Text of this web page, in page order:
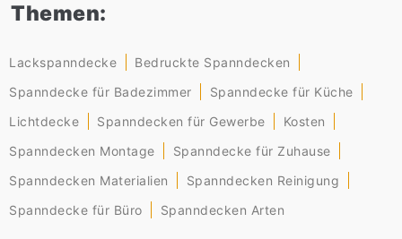
Themen:
Lackspanndecke
Bedruckte Spanndecken
Spanndecke für Badezimmer
Spanndecke für Küche
Lichtdecke
Spanndecken für Gewerbe
Kosten
Spanndecken Montage
Spanndecke für Zuhause
Spanndecken Materialien
Spanndecken Reinigung
Spanndecke für Büro
Spanndecken Arten